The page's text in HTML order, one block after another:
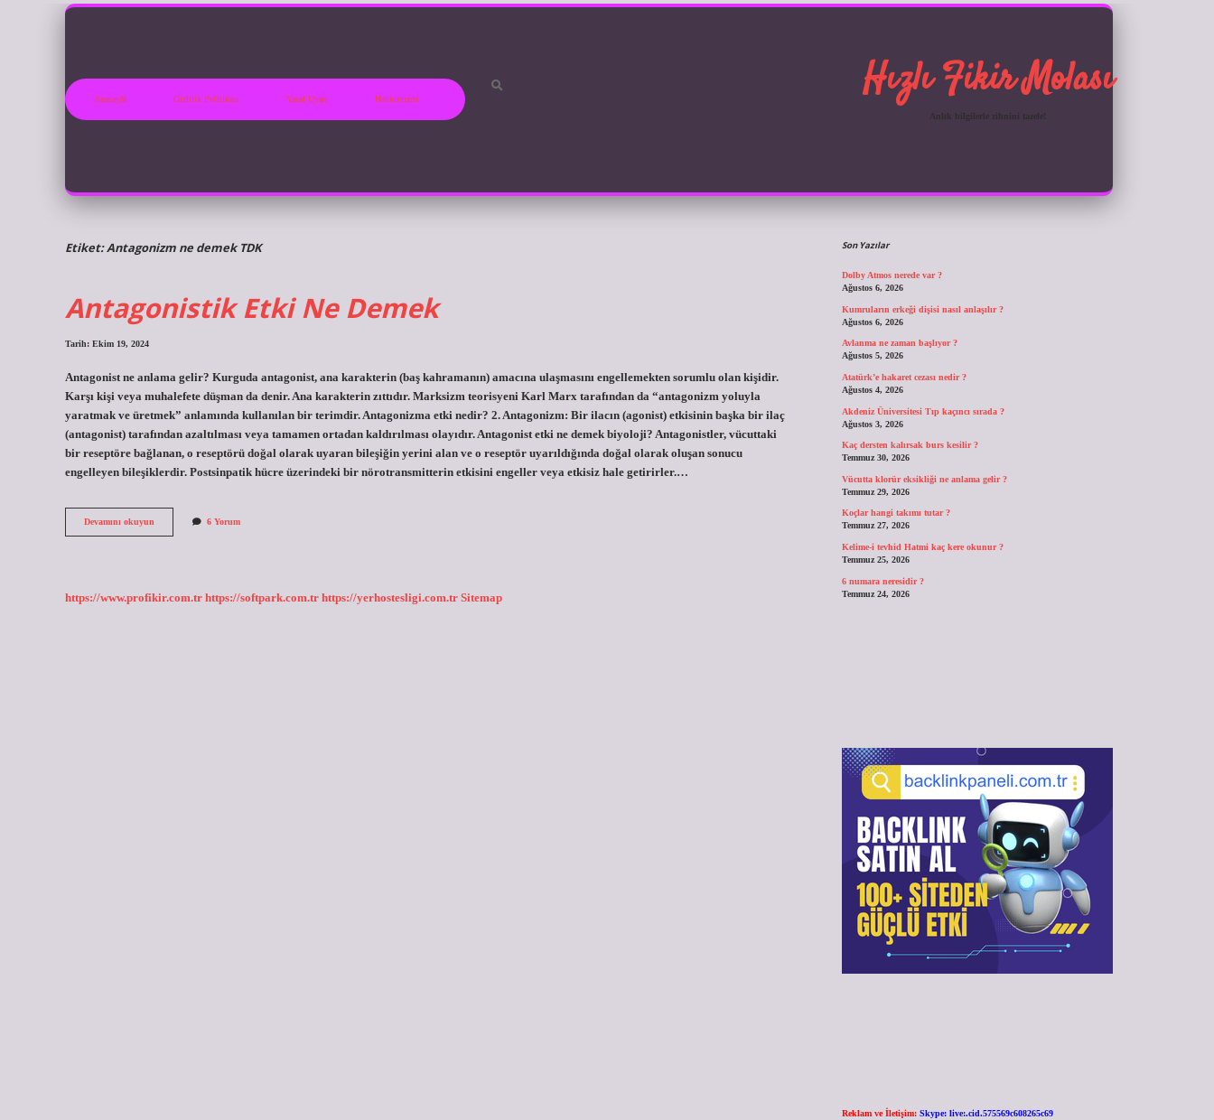
Anasayfa Gizlilik Politikası Yasal Uyarı Hakkımızda Hızlı Fikir Molası
Anlık bilgilerle zihnini tazele!
Etiket:Antagonizm ne demek TDK
Antagonistik Etki Ne Demek
Tarih: Ekim 19, 2024
Antagonist ne anlama gelir? Kurguda antagonist, ana karakterin (baş kahramanın) amacına ulaşmasını engellemekten sorumlu olan kişidir.
Karşı kişi veya muhalefete düşman da denir. Ana karakterin zıttıdır. Marksizm teorisyeni Karl Marx tarafından da “antagonizm yoluyla
yaratmak ve üretmek” anlamında kullanılan bir terimdir. Antagonizma etki nedir? 2. Antagonizm: Bir ilacın (agonist) etkisinin başka bir ilaç
(antagonist) tarafından azaltılması veya tamamen ortadan kaldırılması olayıdır. Antagonist etki ne demek biyoloji? Antagonistler, vücuttaki
bir reseptöre bağlanan, o reseptörü doğal olarak uyaran bileşiğin yerini alan ve o reseptör uyarıldığında doğal olarak oluşan sonucu
engelleyen bileşiklerdir. Postsinpatik hücre üzerindeki bir nörotransmitterin etkisini engeller veya etkisiz hale getirirler.…
Devamını okuyun Antagonistik
Etki
6 Yorum
https://www.profikir.com.tr https://softpark.com.tr https://yerhostesligi.com.tr Sitemap
Sidebar
Son Yazılar
Dolby Atmos nerede var ?
Ağustos 6, 2026
Kumruların erkeği dişisi nasıl anlaşılır ?
Ağustos 6, 2026
Avlanma ne zaman başlıyor ?
Ağustos 5, 2026
Atatürk’e hakaret cezası nedir ?
Ağustos 4, 2026
Akdeniz Üniversitesi Tıp kaçıncı sırada ?
Ağustos 3, 2026
Kaç dersten kalırsak burs kesilir ?
Temmuz 30, 2026
Vücutta klorür eksikliği ne anlama gelir ?
Temmuz 29, 2026
Koçlar hangi takımı tutar ?
Temmuz 27, 2026
Kelime-i tevhid Hatmi kaç kere okunur ?
Temmuz 25, 2026
6 numara neresidir ?
Temmuz 24, 2026
Reklam ve İletişim: Skype: live:.cid.575569c608265c69